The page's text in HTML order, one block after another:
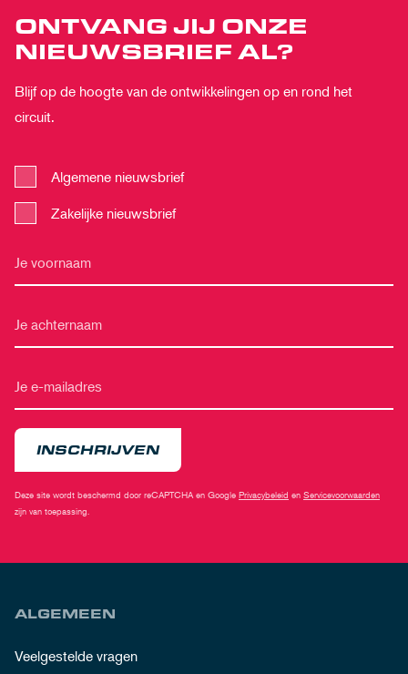
ONTVANG JIJ ONZE
NIEUWSBRIEF AL?
Blijf op de hoogte van de ontwikkelingen op en rond het
circuit.
Algemene nieuwsbrief
Zakelijke nieuwsbrief
INSCHRIJVEN
Deze site wordt beschermd door reCAPTCHA en Google Privacybeleid en Servicevoorwaarden
zijn van toepassing.
ALGEMEEN
Veelgestelde vragen